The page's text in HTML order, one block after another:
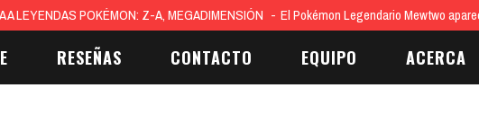
del mañana: diseño, calma y tecnología La cocina es centro social y estético del hogar…
RESEÑAS CONTACTO EQUIPO ACERCA